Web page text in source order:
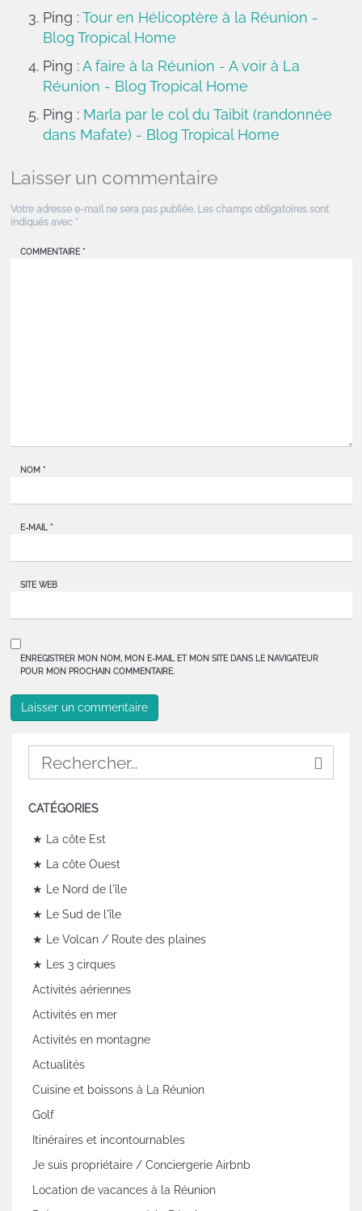
Ping :Tour en Hélicoptère à la Réunion -
Blog Tropical Home
Ping :A faire à la Réunion - A voir à La
Réunion - Blog Tropical Home
Ping : Marla par le col du Taibit (randonnée
dans Mafate) - Blog Tropical Home
Laisser un commentaire
Votre adresse e-mail ne sera pas publiée. Les champs obligatoires sont
indiqués avec *
COMMENTAIRE *
NOM *
E-MAIL *
SITE WEB
ENREGISTRER MON NOM, MON E-MAIL ET MON SITE DANS LE NAVIGATEUR
POUR MON PROCHAIN COMMENTAIRE.
CATÉGORIES
★ La côte Est
★ La côte Ouest
★ Le Nord de l'île
★ Le Sud de l'île
★ Le Volcan / Route des plaines
★ Les 3 cirques
Activités aériennes
Activités en mer
Activités en montagne
Actualités
Cuisine et boissons à La Réunion
Golf
Itinéraires et incontournables
Je suis propriétaire / Conciergerie Airbnb
Location de vacances à la Réunion